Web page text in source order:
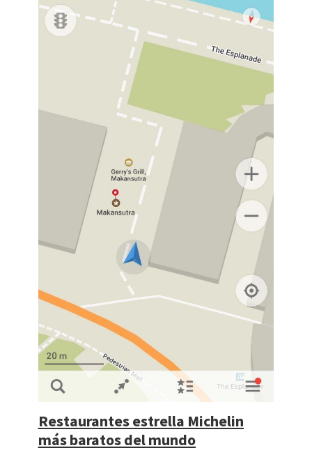
Restaurantes estrella Michelin
más baratos del mundo